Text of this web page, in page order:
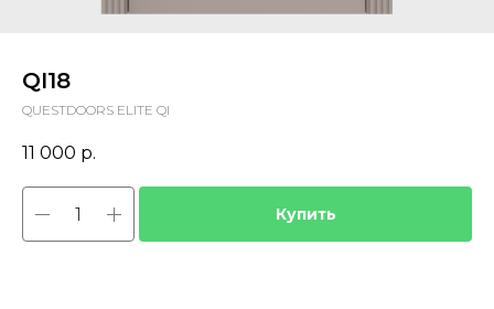
QI18
QUESTDOORS ELITE QI
11 000 р.
Купить